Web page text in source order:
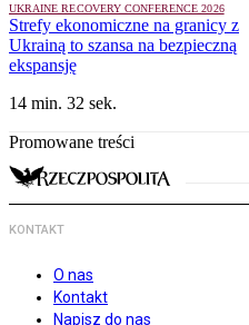
UKRAINE RECOVERY CONFERENCE 2026
Strefy ekonomiczne na granicy z
Ukrainą to szansa na bezpieczną
ekspansję
14 min. 32 sek.
Promowane treści
KONTAKT
O nas
Kontakt
Napisz do nas